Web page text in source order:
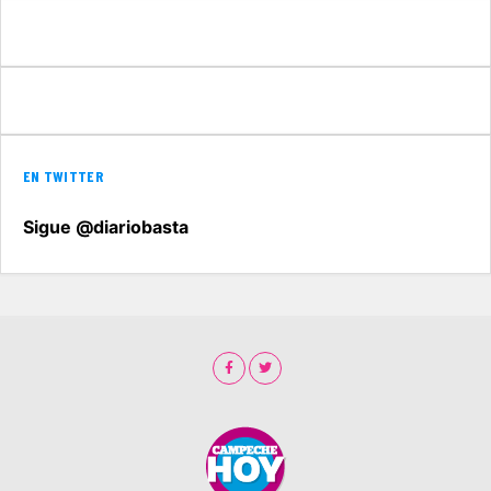
EN TWITTER
Sigue @diariobasta